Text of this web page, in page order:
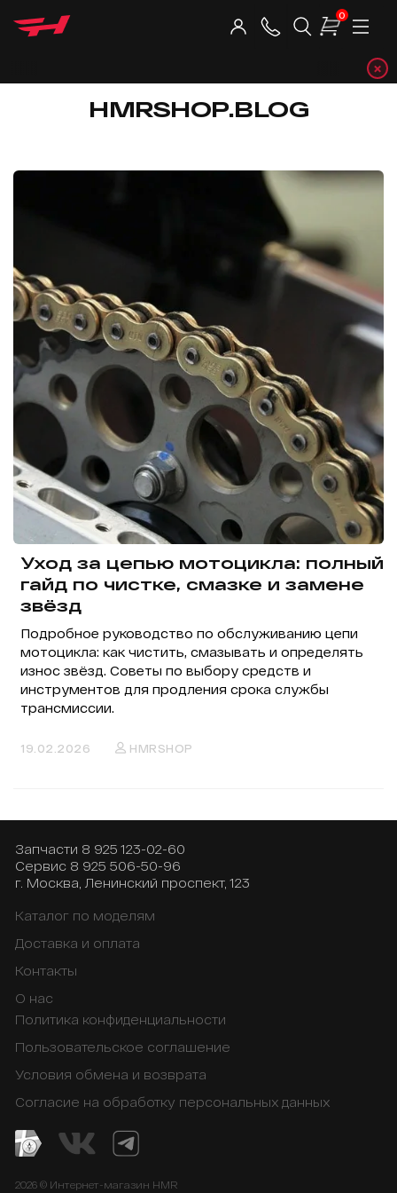
0
×
HMRSHOP.BLOG
Уход за цепью мотоцикла: полный
гайд по чистке, смазке и замене
звёзд
Подробное руководство по обслуживанию цепи
мотоцикла: как чистить, смазывать и определять
износ звёзд. Советы по выбору средств и
инструментов для продления срока службы
трансмиссии.
19.02.2026 HMRSHOP
Запчасти 8 925 123-02-60
Сервис 8 925 506-50-96
г. Москва, Ленинский проспект, 123
Каталог по моделям
Доставка и оплата
Контакты
О нас
Политика конфиденциальности
Пользовательское соглашение
Условия обмена и возврата
Согласие на обработку персональных данных
2026 © Интернет-магазин HMR